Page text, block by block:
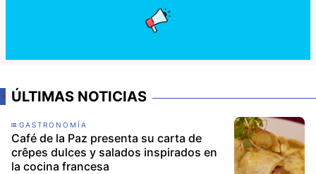
ÚLTIMAS NOTICIAS
GASTRONOMÍA
Café de la Paz presenta su carta de
crêpes dulces y salados inspirados en
la cocina francesa